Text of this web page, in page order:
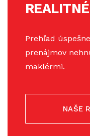
Prehľad
prenájmov
maklérmi.
NAŠE